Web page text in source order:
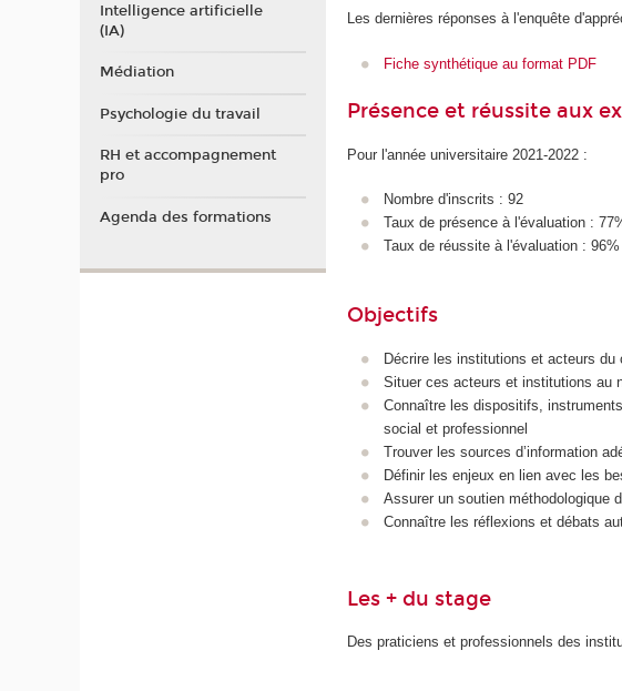
Les dernières réponses à l'enquête
Fiche synthétique au format PDF
Présence et réussite aux
Pour l'année universitaire 2021-2022 :
Nombre d'inscrits : 92
Taux de présence à l'évaluation :
Taux de réussite à l'évaluation : 96%
Objectifs
Décrire les institutions et acteurs du
Situer ces acteurs et institutions au
Connaître les dispositifs,
social et professionnel
Trouver les sources d’information
Définir les enjeux en lien avec les
Assurer un soutien méthodologique
Connaître les réflexions et débats
Les + du stage
Des praticiens et professionnels des
Intelligence artificielle
(IA)
Médiation
Psychologie du travail
RH et accompagnement
pro
Agenda des formations